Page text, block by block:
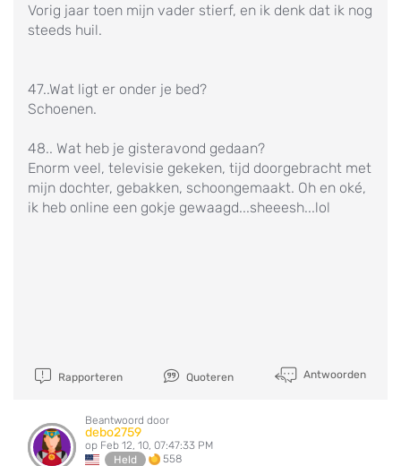
Vorig jaar toen mijn vader stierf, en ik denk dat ik nog
steeds huil.
47..Wat ligt er onder je bed?
Schoenen.
48.. Wat heb je gisteravond gedaan?
Enorm veel, televisie gekeken, tijd doorgebracht met
mijn dochter, gebakken, schoongemaakt. Oh en oké,
ik heb online een gokje gewaagd...sheeesh...lol
Rapporteren Quoteren Antwoorden
Beantwoord door
debo2759
op Feb 12, 10, 07:47:33 PM
Held
558